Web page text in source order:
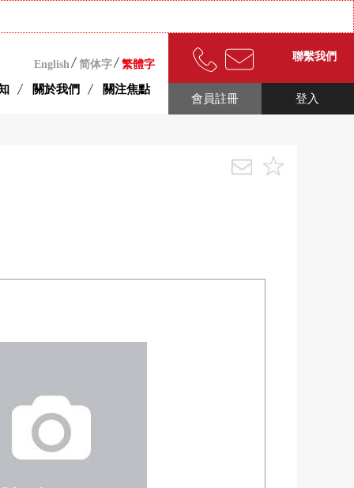
English 简体字 繁體字
關於我們 關注焦點
聯繫我們
登入
會員註冊